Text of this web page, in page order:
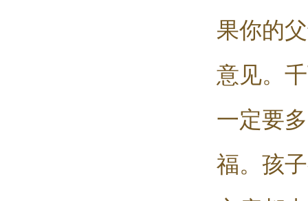
果你的
意见。
一定要
福。孩